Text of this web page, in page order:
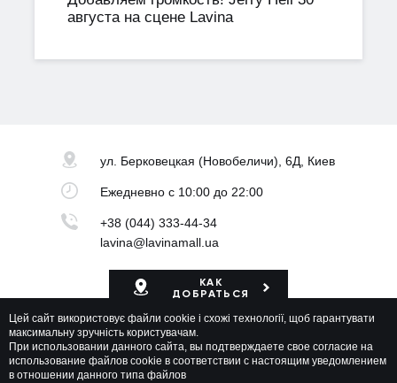
августа на сцене Lavina
ул. Берковецкая (Новобеличи), 6Д, Киев
Ежедневнос 10:00 до 22:00
+38 (044) 333-44-34
lavina@lavinamall.ua
КАК
ДОБРАТЬСЯ
Карта ТРЦ
Цей сайт використовує файли cookie і схожі технології, щоб гарантувати
максимальну зручність користувачам.
При использовании данного сайта, вы подтверждаете свое согласие на
использование файлов cookie в соответствии с настоящим уведомлением
в отношении данного типа файлов